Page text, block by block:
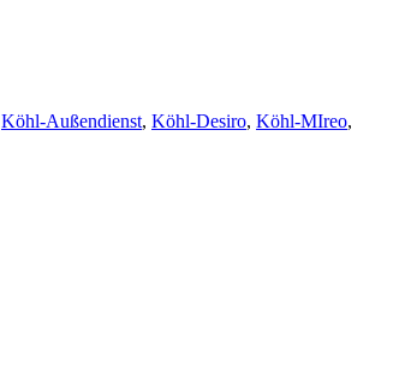
Köhl-Außendienst, Köhl-Desiro, Köhl-MIreo,